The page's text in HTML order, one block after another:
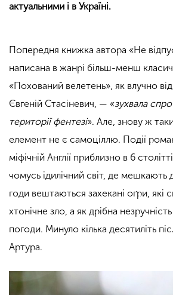
актуальними і в Україні.
Попередня книжка автора «Не
написана в жанрі більш-менш
«Похований велетень», як влучно
Євгеній Стасіневич, — «зухвала
території фентезі». Але, знову ж
елемент не є самоціллю. Події
міфічній Англії приблизно в 6
чомусь ідилічний світ, де мешкають
годи вештаються захекані оґри, які
хтонічне зло, а як дрібна
погоди. Минуло кілька десятиліть
Артура.